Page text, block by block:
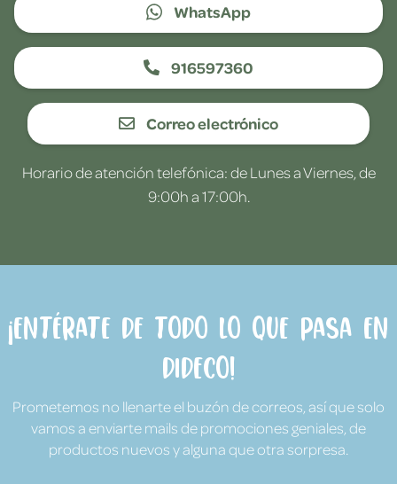
WhatsApp
916597360
Correo electrónico
Horario de atención telefónica: de Lunes a Viernes, de
9:00h a 17:00h.
¡Entérate de todo lo que pasa en
Dideco!
Prometemos no llenarte el buzón de correos, así que solo
vamos a enviarte mails de promociones geniales, de
productos nuevos y alguna que otra sorpresa.